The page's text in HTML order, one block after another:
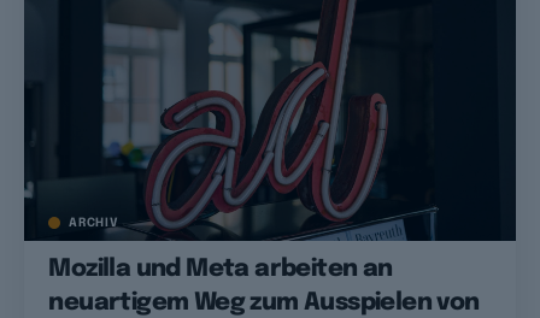
ARCHIV
Mozilla und Meta arbeiten an
neuartigem Weg zum Ausspielen von